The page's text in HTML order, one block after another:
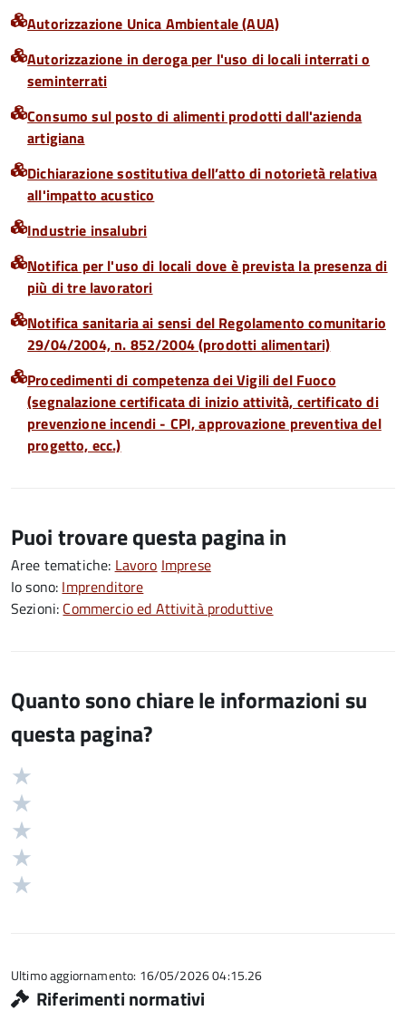
Autorizzazione Unica Ambientale (AUA)
Autorizzazione in deroga per l'uso di locali interrati o
seminterrati
Consumo sul posto di alimenti prodotti dall'azienda
artigiana
Dichiarazione sostitutiva dell’atto di notorietà relativa
all'impatto acustico
Industrie insalubri
Notifica per l'uso di locali dove è prevista la presenza di
più di tre lavoratori
Notifica sanitaria ai sensi del Regolamento comunitario
29/04/2004, n. 852/2004 (prodotti alimentari)
Procedimenti di competenza dei Vigili del Fuoco
(segnalazione certificata di inizio attività, certificato di
prevenzione incendi - CPI, approvazione preventiva del
progetto, ecc.)
Puoi trovare questa pagina in
Aree tematiche: Lavoro Imprese
Io sono: Imprenditore
Sezioni: Commercio ed Attività produttive
Quanto sono chiare le informazioni su
questa pagina?
Valutazione
5
Ultimo aggiornamento: 16/05/2026 04:15.26
Riferimenti normativi